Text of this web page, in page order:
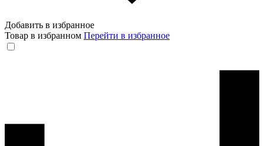
Добавить в избранное
Товар в избранном Перейти в избранное